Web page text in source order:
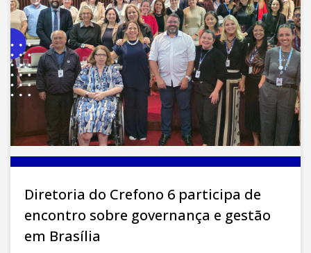
Diretoria do Crefono 6 participa de
encontro sobre governança e gestão
em Brasília